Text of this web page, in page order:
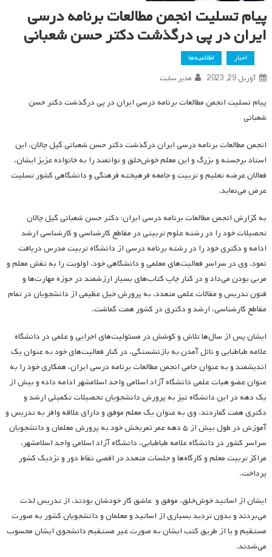
پیام تسلیت انجمن مطالعات برنامه درسی
ایران در پی درگذشت دکتر حسن شعبانی
اخبار اطلاعیه‌ها
آوریل 29, 2023 مدیر سایت
پیام تسلیت انجمن مطالعات برنامه درسی ایران در پی درگذشت دکتر حسن
شعبانی
انجمن مطالعات برنامه درسی ایران درگذشت دکتر حسن شعبانی گیل چالان، این
استاد برجسته و بزرگ و این معلم خوش‌خلق و توانمند را به خانواده عزیز ایشان،
فعالان عرضه تعلیم و تربیت و جامعه فرهیخته فرهنگی و دانشگاهی کشور تسلیت
عرض می‌نماید.
به گزارش انجمن مطالعات برنامه درسی ایران؛ دکتر حسن شعبانی گیل چالان
تحصیلات خود را در رشته علوم تربیتی در مقاطع کارشناسی و کارشناسی ارشد
ادامه و دکتری خود را در رشته برنامه درسی از دانشگاه تربیت مدرس دریافت
نمود. وی در سراسر فعالیت‌های معلمی و دانشگاهی خود، اولویت را به نقش معلم و
مربی بودن می‌داد و در کنار چاپ کتاب‌های بسیار ارزشمند در حوزه مهارت‌ها و
فنون تدریس و مقالات علمی متعدد، به پرورش خیل عظیمی از دانشجویان در تمام
مقاطع کارشناسی، ارشد و دکتری در کشور همت گماشت.
ایشان پس از سال‌ها تلاش و کوشش در مسئولیت‌های اجرایی و علمی در دانشگاه
علامه طباطبایی و نائل آمدن به بازنشستگی، در کنار فعالیت‌های خود به عنوان یک
اندیشمند و به عنوان حامی انجمن مطالعات برنامه درسی ایران، همکاری خود را به
عنوان عضو هیات علمی دانشگاه آزاد اسلامی واحد اسلامشهر ادامه داده و بیش از
یک دهه در این دانشگاه نیز به پرورش دانشجویان تحصیلات تکمیلی ارشد و
دکتری همت گماردند. وی به عنوان یک معلم موفق و دارای علاقه وافر به تدریس و
آموزش در طول بیش از ۵ دهه عمر ثمربخش خود به پرورش معلمان و دانشجویان
سراسر کشور در دانشگاه علامه طباطبایی، دانشگاه آزاد اسلامی واحد اسلامشهر،
مراکز تربیت معلم و کارگاه‌ها و جلسات متعدد در اقصی نقاط دور و نزدیک کشور
پرداخت.
ایشان از اساتید خوش‌خلق، موفق و عاشق کار خودشان بودند، از تدریس لذت
می‌بردند و بدون تردید بسیاری از اساتید و معلمان و دانشجویان کشور به صورت
مستقیم و یا از طریق کتب ایشان به صورت غیر مستقیم دانشجوی ایشان محسوب
می‌شدند.